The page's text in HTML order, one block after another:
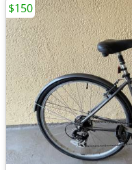
$150